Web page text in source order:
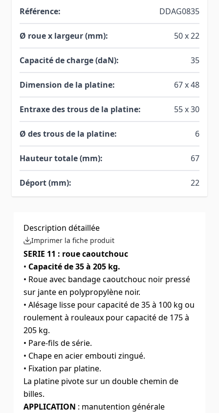
Référence: DDAG0835
Ø roue x largeur (mm): 50 x 22
Capacité de charge (daN): 35
Dimension de la platine: 67 x 48
Entraxe des trous de la platine: 55 x 30
Ø des trous de la platine: 6
Hauteur totale (mm): 67
Déport (mm): 22
Description détaillée
Imprimer la fiche produit
SERIE 11 : roue caoutchouc
• Capacité de 35 à 205 kg.
• Roue avec bandage caoutchouc noir pressé
sur jante en polypropylène noir.
• Alésage lisse pour capacité de 35 à 100 kg ou
roulement à rouleaux pour capacité de 175 à
205 kg.
• Pare-fils de série.
• Chape en acier embouti zingué.
• Fixation par platine.
La platine pivote sur un double chemin de
billes.
APPLICATION : manutention générale